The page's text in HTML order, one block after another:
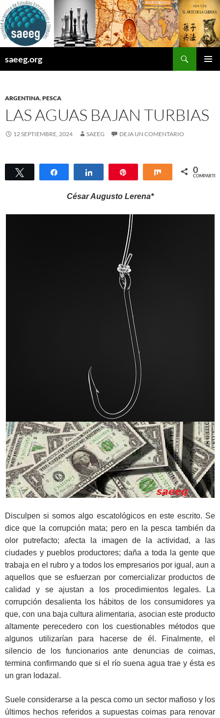
Saltar
al
contenido
saeeg.org
ARGENTINA,PESCA
LAS AGUAS BAJAN TURBIAS
12 SEPTIEMBRE, 2024 SAEEG DEJA UN COMENTARIO
Twittear Compartir Compartir Compartir
0
COMPARTIR
César Augusto Lerena*
Disculpen si somos algo escatológicos en este escrito. Se
dice que la corrupción mata; pero en la pesca también da
olor putrefacto; afecta la imagen de la actividad, a las
ciudades y pueblos productores; daña a toda la gente que
trabaja en el rubro y a todos los empresarios por igual, aun a
aquellos que se esfuerzan por comercializar productos de
calidad y se ajustan a los procedimientos legales. La
corrupción desalienta los hábitos de los consumidores ya
que, con una baja cultura alimentaria, asocian este producto
altamente perecedero con los cuestionables métodos que
algunos utilizarían para hacerse de él. Finalmente, el
silencio de los funcionarios ante denuncias de coimas,
termina confirmando que si el río suena agua trae y ésta es
un gran lodazal.
Suele considerarse a la pesca como un sector mafioso y los
últimos hechos referidos a supuestas coimas para renovar